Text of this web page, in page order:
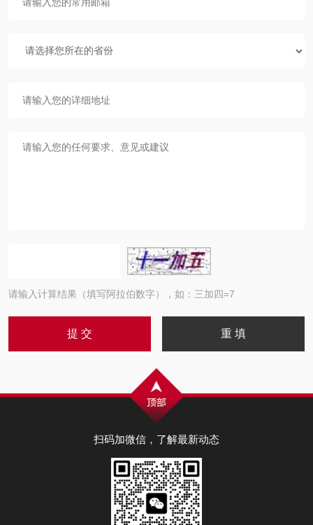
请输入计算结果（填写阿拉伯数字），如：三加四=7
扫码加微信，了解最新动态